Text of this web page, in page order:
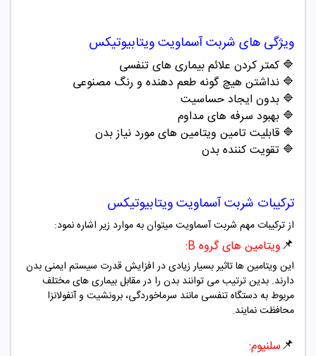
ویژگی های شربت آسماویت ویتابیوتیکس
🔷 کمتر کردن علائم بیماری های تنفسی
🔷 نداشتن هیچ گونه طعم دهنده و رنگ مصنوعی
🔷 بدون ایجاد حساسیت
🔷 بهبود سرفه های مداوم
🔷 قابلیت تامین ویتامین های مورد نیاز بدن
🔷 تقویت کننده بدن
ترکیبات شربت آسماویت ویتابیوتیکس
از ترکیبات مهم شربت آسماویت میتوان به موارد زیر اشاره نمود:
📌ویتامین های گروه B:
این ویتامین ها تاثیر بسیار زیادی در افزایش قدرت سیستم ایمنی بدن
دارند. بدین ترتیب می توانند بدن را در مقابل بیماری های مختلف
مربوط به دستگاه تنفسی مانند سرماخوردگی، برونشیت و آنفولانزا
محافظت نمایند.
📌سلنیوم: